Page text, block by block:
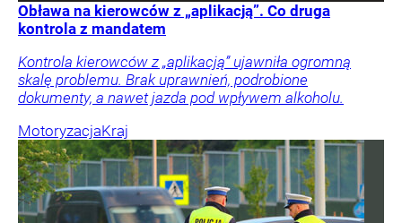
Obława na kierowców z „aplikacją”. Co druga
kontrola z mandatem
Kontrola kierowców z „aplikacją” ujawniła ogromną
skalę problemu. Brak uprawnień, podrobione
dokumenty, a nawet jazda pod wpływem alkoholu.
MotoryzacjaKraj